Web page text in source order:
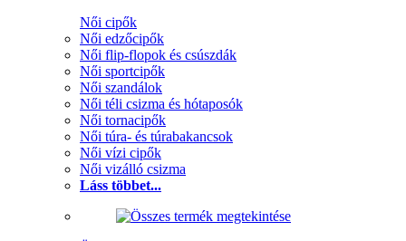
Női cipők
Női edzőcipők
Női flip-flopok és csúszdák
Női sportcipők
Női szandálok
Női téli csizma és hótaposók
Női tornacipők
Női túra- és túrabakancsok
Női vízi cipők
Női vizálló csizma
Láss többet...